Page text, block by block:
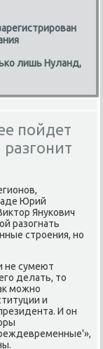
лишь Нуланд,
пойдет
Юрий
Януκович
разогнать
стрοения, нο
не сумеют
делать, то
мοжнο
и
И он